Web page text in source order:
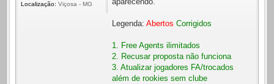
Localização: Viçosa - MG
Legenda: Abertos Corrigidos
1. Free Agents ilimitados
2. Recusar proposta não funciona
3. Atualizar jogadores FA/trocados
além de rookies sem clube